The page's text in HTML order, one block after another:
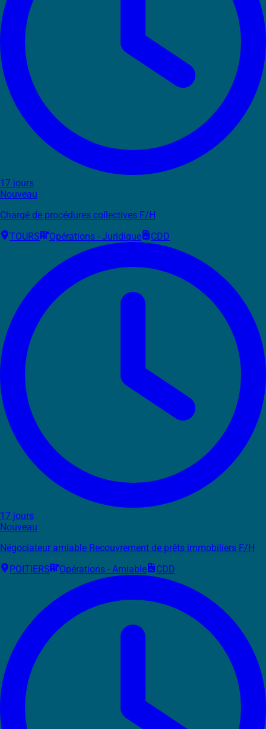
17 jours
Nouveau
Chargé de procédures collectives F/H
TOURS
Opérations - Juridique CDD
17 jours
Nouveau
Négociateur amiable Recouvrement de prêts immobiliers F/H
POITIERS
Opérations - Amiable CDD